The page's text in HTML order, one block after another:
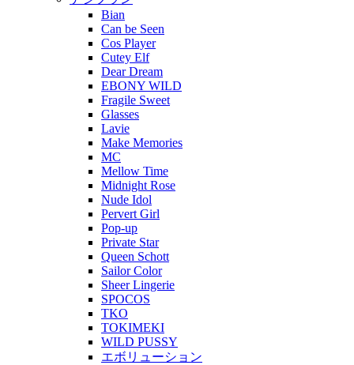
Bian
Can be Seen
Cos Player
Cutey Elf
Dear Dream
EBONY WILD
Fragile Sweet
Glasses
Lavie
Make Memories
MC
Mellow Time
Midnight Rose
Nude Idol
Pervert Girl
Pop-up
Private Star
Queen Schott
Sailor Color
Sheer Lingerie
SPOCOS
TKO
TOKIMEKI
WILD PUSSY
エボリューション